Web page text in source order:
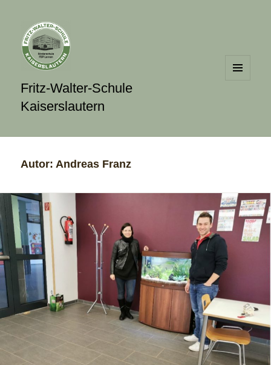
Fritz-Walter-Schule
Kaiserslautern
Autor:Andreas Franz